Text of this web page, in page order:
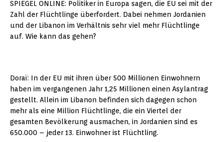
SPIEGEL ONLINE: Politiker in Europa sagen, die EU sei mit der
Zahl der Flüchtlinge überfordert. Dabei nehmen Jordanien
und der Libanon im Verhältnis sehr viel mehr Flüchtlinge
auf. Wie kann das gehen?
Doraï: In der EU mit ihren über 500 Millionen Einwohnern
haben im vergangenen Jahr 1,25 Millionen einen Asylantrag
gestellt. Allein im Libanon befinden sich dagegen schon
mehr als eine Million Flüchtlinge, die ein Viertel der
gesamten Bevölkerung ausmachen, in Jordanien sind es
650.000 – jeder 13. Einwohner ist Flüchtling.